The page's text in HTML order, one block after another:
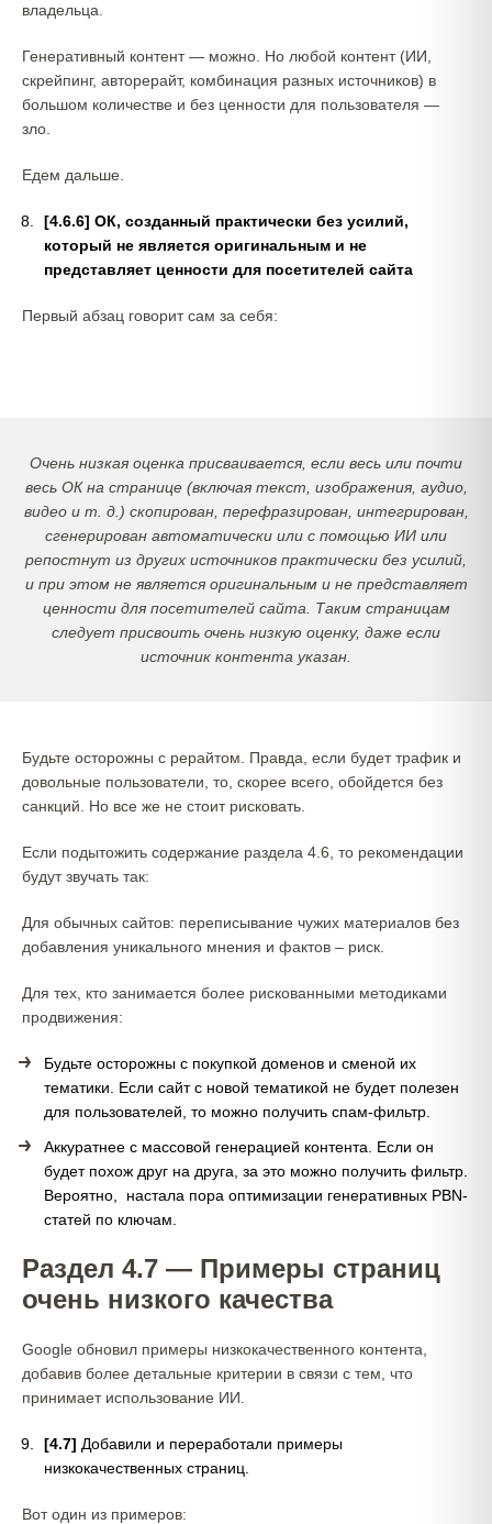
владельца.
Генеративный контент — можно. Но любой контент (ИИ,
скрейпинг, авторерайт, комбинация разных источников) в
большом количестве и без ценности для пользователя —
зло.
Едем дальше.
[4.6.6] ОК, созданный практически без усилий,
который не является оригинальным и не
представляет ценности для посетителей сайта
Первый абзац говорит сам за себя:
Очень низкая оценка присваивается, если весь или почти
весь ОК на странице (включая текст, изображения, аудио,
видео и т. д.) скопирован, перефразирован, интегрирован,
сгенерирован автоматически или с помощью ИИ или
репостнут из других источников практически без усилий,
и при этом не является оригинальным и не представляет
ценности для посетителей сайта. Таким страницам
следует присвоить очень низкую оценку, даже если
источник контента указан.
Будьте осторожны с рерайтом. Правда, если будет трафик и
довольные пользователи, то, скорее всего, обойдется без
санкций. Но все же не стоит рисковать.
Если подытожить содержание раздела 4.6, то рекомендации
будут звучать так:
Для обычных сайтов: переписывание чужих материалов без
добавления уникального мнения и фактов – риск.
Для тех, кто занимается более рискованными методиками
продвижения:
Будьте осторожны с покупкой доменов и сменой их
тематики. Если сайт с новой тематикой не будет полезен
для пользователей, то можно получить спам-фильтр.
Аккуратнее с массовой генерацией контента. Если он
будет похож друг на друга, за это можно получить фильтр.
Вероятно, настала пора оптимизации генеративных PBN-
статей по ключам.
Раздел 4.7 — Примеры страниц
очень низкого качества
Google обновил примеры низкокачественного контента,
добавив более детальные критерии в связи с тем, что
принимает использование ИИ.
[4.7] Добавили и переработали примеры
низкокачественных страниц.
Вот один из примеров: